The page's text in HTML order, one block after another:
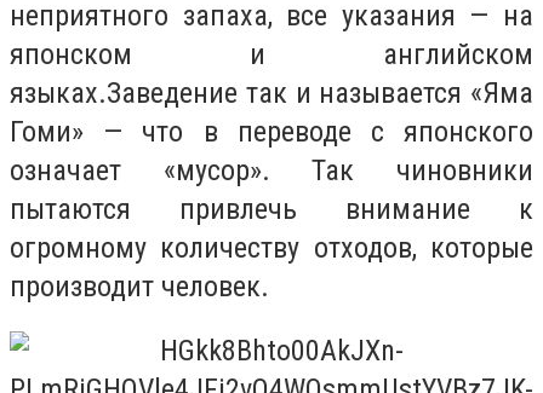
неприятного запаха, все указания — на
японском и английском
языках.Заведение так и называется «Яма
Гоми» — что в переводе с японского
означает «мусор». Так чиновники
пытаются привлечь внимание к
огромному количеству отходов, которые
производит человек.